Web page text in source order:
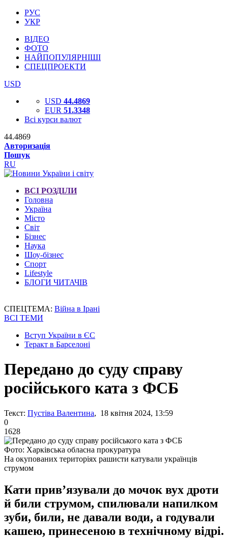
РУС
УКР
ВІДЕО
ФОТО
НАЙПОПУЛЯРНІШІ
СПЕЦПРОЕКТИ
USD
USD 44.4869
EUR 51.3348
Всі курси валют
44.4869
Авторизація
Пошук
RU
ВСІ РОЗДІЛИ
Головна
Україна
Місто
Світ
Бізнес
Наука
Шоу-бізнес
Спорт
Lifestyle
БЛОГИ ЧИТАЧІВ
СПЕЦТЕМА: Війна в Ірані
ВСІ ТЕМИ
Вступ України в ЄС
Теракт в Барселоні
Передано до суду справу
російського ката з ФСБ
Текст: Пустіва Валентина, 18 квітня 2024, 13:59
0
1628
Фото: Харківська обласна прокуратура
На окупованих територіях рашисти катували українців
струмом
Кати привʼязували до мочок вух дроти
й били струмом, спилювали напилком
зуби, били, не давали води, а годували
кашею, принесеною в технічному відрі.